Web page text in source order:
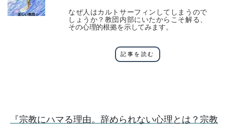
なぜ人はカルトサーフィンしてしまうので
しょうか？教団内部にいたからこそ解る、
その心理的根拠を示してみます。
記事を読む
『宗教にハマる理由。辞められない心理とは？宗教